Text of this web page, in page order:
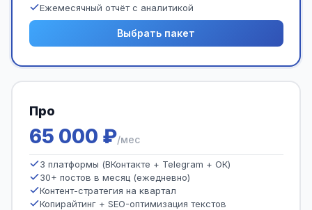
Ежемесячный отчёт с аналитикой
Выбрать пакет
Про
65 000 ₽/мес
3 платформы (ВКонтакте + Telegram + ОК)
30+ постов в месяц (ежедневно)
Контент-стратегия на квартал
Копирайтинг + SEO-оптимизация текстов